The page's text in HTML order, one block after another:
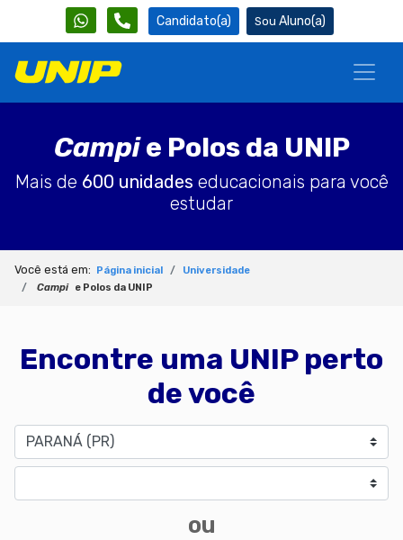
Candidato(a) Aluno(a)
Campie Polos da UNIP
Mais de 600 unidades educacionais para você
estudar
Você está em: Página inicial
Universidade
Campi
e Polos da UNIP
Encontre uma UNIP perto
de você
Estado
ou